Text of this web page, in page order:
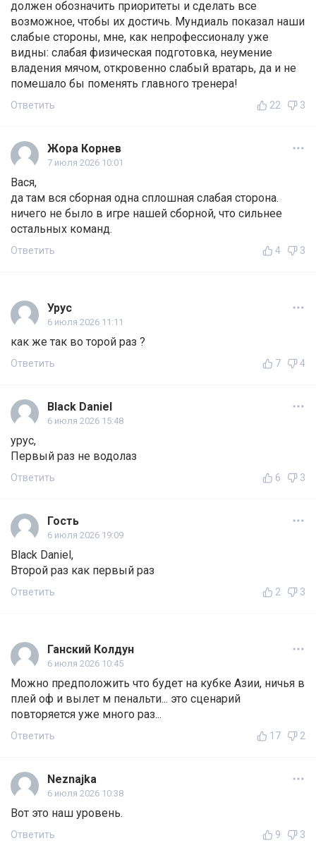
должен обозначить приоритеты и сделать все
возможное, чтобы их достичь. Мундиаль показал наши
слабые стороны, мне, как непрофессионалу уже
видны: слабая физическая подготовка, неумение
владения мячом, откровенно слабый вратарь, да и не
помешало бы поменять главного тренера!
Ответить 22 3
Жора Корнев
7 июля 2026 10:01
Вася,
да там вся сборная одна сплошная слабая сторона.
ничего не было в игре нашей сборной, что сильнее
остальных команд.
Ответить 4 3
Урус
6 июля 2026 11:11
как же так во торой раз ?
Ответить 7 4
Black Daniel
6 июля 2026 15:48
урус,
Первый раз не водолаз
Ответить 6 3
Гость
6 июля 2026 19:09
Black Daniel,
Второй раз как первый раз
Ответить 2 3
Ганский Колдун
6 июля 2026 10:45
Можно предположить что будет на кубке Азии, ничья в
плей оф и вылет м пенальти... это сценарий
повторяется уже много раз...
Ответить 17 2
Neznajka
6 июля 2026 10:38
Вот это наш уровень.
Ответить 9 3